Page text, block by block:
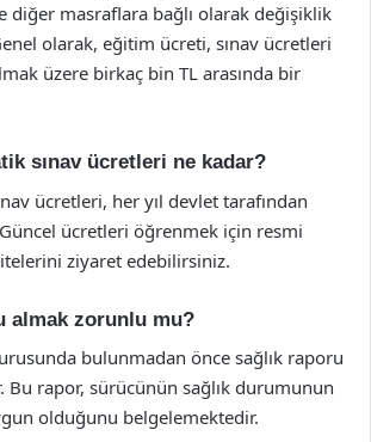
diğer masraflara bağlı olarak değişiklik
olarak, eğitim ücreti, sınav ücretleri
üzere birkaç bin TL arasında bir
sınav ücretleri ne kadar?
ücretleri, her yıl devlet tarafından
ücretleri öğrenmek için resmi
ziyaret edebilirsiniz.
almak zorunlu mu?
bulunmadan önce sağlık raporu
Bu rapor, sürücünün sağlık durumunun
olduğunu belgelemektedir.